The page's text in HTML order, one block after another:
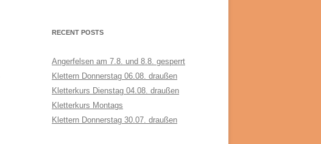
RECENT POSTS
Angerfelsen am 7.8. und 8.8. gesperrt
Klettern Donnerstag 06.08. draußen
Kletterkurs Dienstag 04.08. draußen
Kletterkurs Montags
Klettern Donnerstag 30.07. draußen